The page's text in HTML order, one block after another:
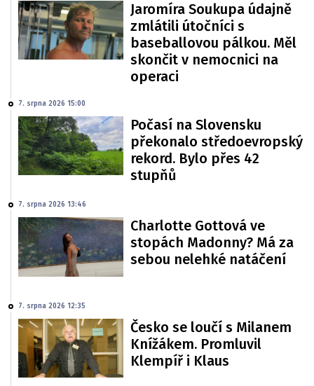
Jaromíra Soukupa údajně
zmlátili útočníci s
baseballovou pálkou. Měl
skončit v nemocnici na
operaci
7. srpna 2026 15:00
Počasí na Slovensku
překonalo středoevropský
rekord. Bylo přes 42
stupňů
7. srpna 2026 13:46
Charlotte Gottová ve
stopách Madonny? Má za
sebou nelehké natáčení
7. srpna 2026 12:35
Česko se loučí s Milanem
Knížákem. Promluvil
Klempíř i Klaus